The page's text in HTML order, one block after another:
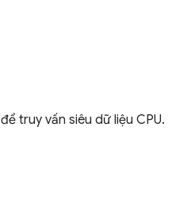
để truy vấn siêu dữ liệu CPU.